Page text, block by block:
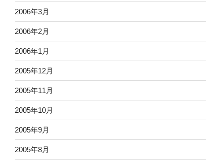
2006年3月
2006年2月
2006年1月
2005年12月
2005年11月
2005年10月
2005年9月
2005年8月